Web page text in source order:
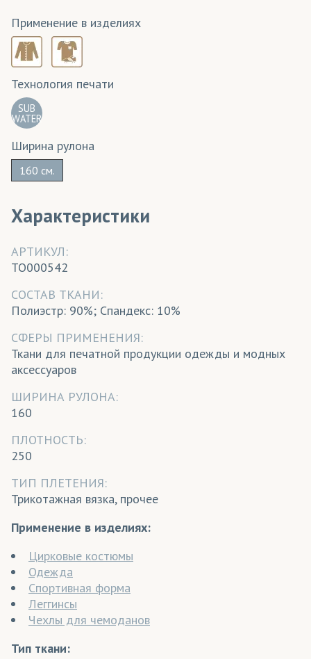
Применение в изделиях
Технология печати
SUB
WATER
Ширина рулона
160 см.
Характеристики
АРТИКУЛ:
TO000542
CОСТАВ ТКАНИ:
Полиэстр: 90%; Спандекс: 10%
СФЕРЫ ПРИМЕНЕНИЯ:
Ткани для печатной продукции одежды и модных
аксессуаров
ШИРИНА РУЛОНА:
160
ПЛОТНОСТЬ:
250
ТИП ПЛЕТЕНИЯ:
Трикотажная вязка, прочее
Применение в изделиях:
Цирковые костюмы
Одежда
Спортивная форма
Леггинсы
Чехлы для чемоданов
Тип ткани: